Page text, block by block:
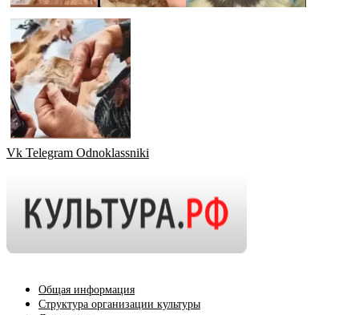
Vk Telegram Odnoklassniki
Общая информация
Структура организации культуры